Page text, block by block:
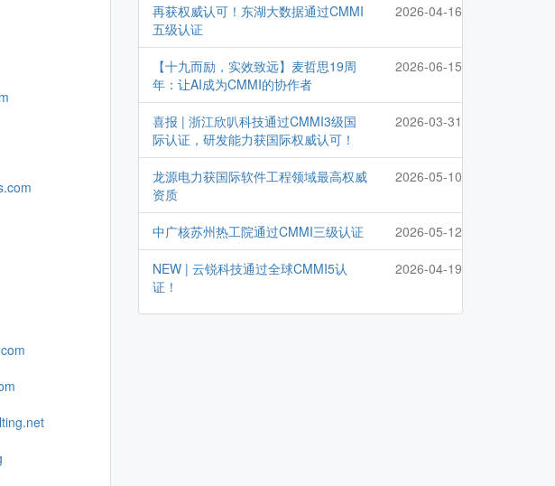
再获权威认可！东湖大数据通过CMMI
五级认证
2026-04-16
【十九而励，实效致远】麦哲思19周
年：让AI成为CMMI的协作者
2026-06-15
喜报 | 浙江欣叭科技通过CMMI3级国
际认证，研发能力获国际权威认可！
2026-03-31
龙源电力获国际软件工程领域最高权威
资质
2026-05-10
中广核苏州热工院通过CMMI三级认证 2026-05-12
NEW | 云锐科技通过全球CMMI5认
证！
2026-04-19